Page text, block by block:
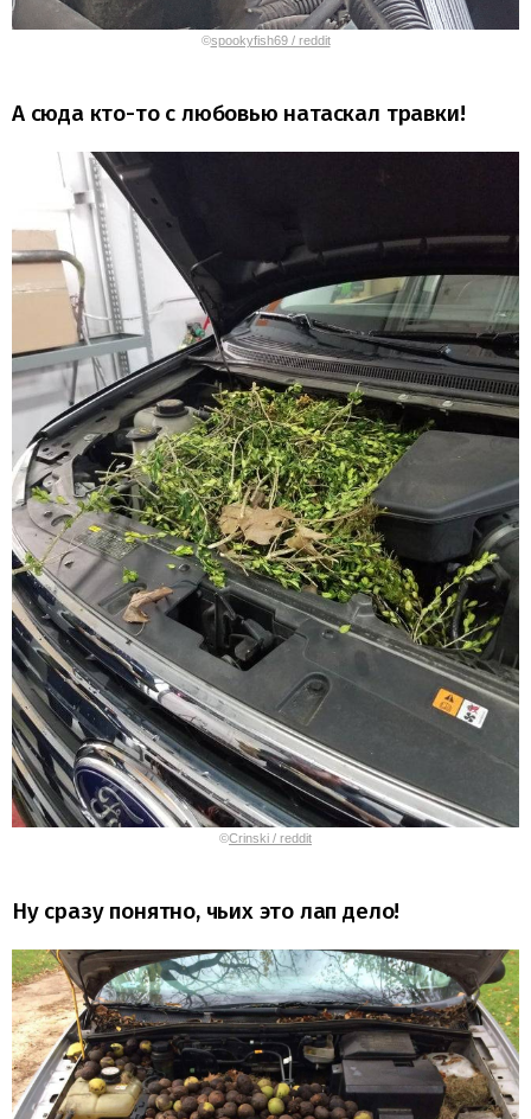
©spookyfish69 / reddit
А сюда кто-то с любовью натаскал травки!
©Crinski / reddit
Ну сразу понятно, чьих это лап дело!